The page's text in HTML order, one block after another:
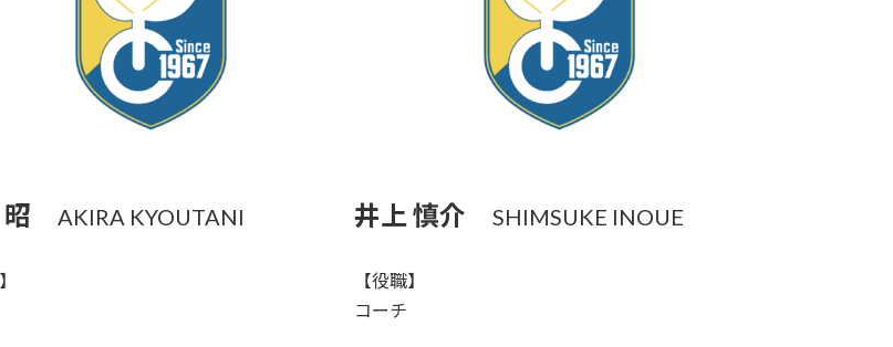
AKIRA KYOUTANI 井上 慎介 SHIMSUKE INOUE
【役職】
コーチ